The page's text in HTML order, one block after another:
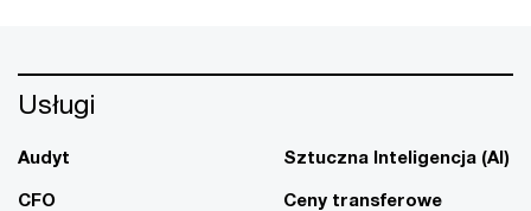
Usługi
Audyt
CFO
Sztuczna Inteligencja (AI)
Ceny transferowe